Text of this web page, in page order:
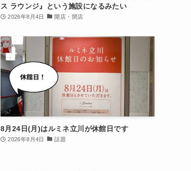
ス ラウンジ』という施設になるみたい
2026年8月4日 開店・閉店
8月24日(月)はルミネ立川が休館日です
2026年8月4日 話題